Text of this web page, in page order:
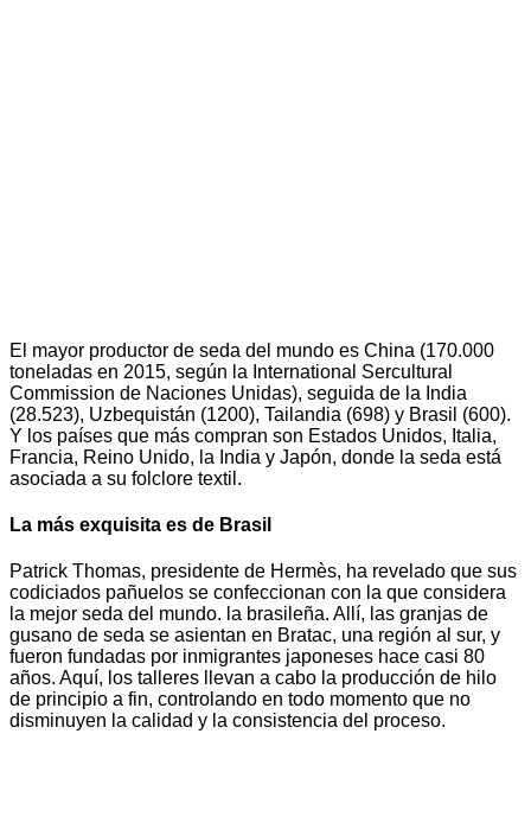
El mayor productor de seda del mundo es China (170.000
toneladas en 2015, según la International Sercultural
Commission de Naciones Unidas), seguida de la India
(28.523), Uzbequistán (1200), Tailandia (698) y Brasil (600).
Y los países que más compran son Estados Unidos, Italia,
Francia, Reino Unido, la India y Japón, donde la seda está
asociada a su folclore textil.
La más exquisita es de Brasil
Patrick Thomas, presidente de Hermès, ha revelado que sus
codiciados pañuelos se confeccionan con la que considera
la mejor seda del mundo. la brasileña. Allí, las granjas de
gusano de seda se asientan en Bratac, una región al sur, y
fueron fundadas por inmigrantes japoneses hace casi 80
años. Aquí, los talleres llevan a cabo la producción de hilo
de principio a fin, controlando en todo momento que no
disminuyen la calidad y la consistencia del proceso.